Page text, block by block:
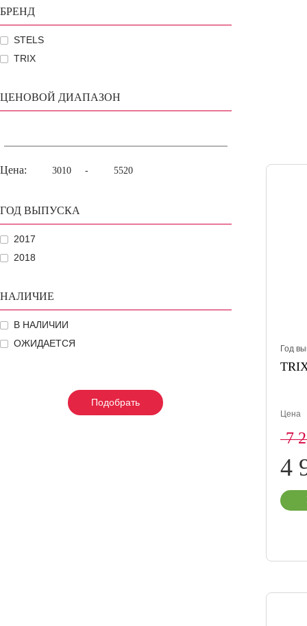
БРЕНД
STELS
TRIX
ЦЕНОВОЙ ДИАПАЗОН
Цена: -
ГОД ВЫПУСКА
2017
2018
НАЛИЧИЕ
В НАЛИЧИИ
ОЖИДАЕТСЯ
Подобрать
Подобрать
Подобрать
Год
Цена
7
4